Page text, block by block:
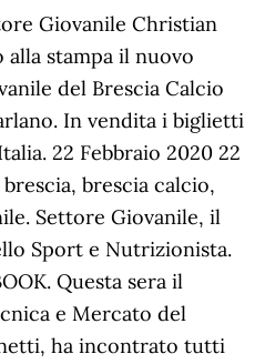
Giovanile Christian
stampa il nuovo
del Brescia Calcio
In vendita i biglietti
22 Febbraio 2020 22
brescia calcio,
Settore Giovanile, il
Sport e Nutrizionista.
Questa sera il
e Mercato del
ha incontrato tutti